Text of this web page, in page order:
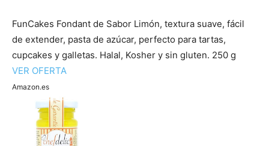
FunCakes Fondant de Sabor Limón, textura suave, fácil
de extender, pasta de azúcar, perfecto para tartas,
cupcakes y galletas. Halal, Kosher y sin gluten. 250 g
VER OFERTA
Amazon.es